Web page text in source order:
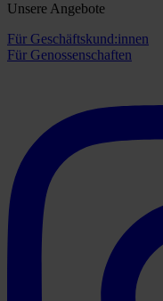
Unsere Angebote
Für Geschäftskund:innen
Für Genossenschaften